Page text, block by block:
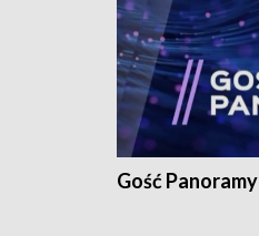
Gość Panoramy